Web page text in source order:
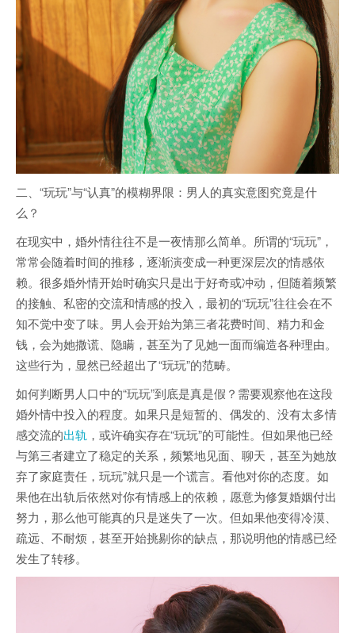
二、“玩玩”与“认真”的模糊界限：男人的真实意图究竟是什
么？
在现实中，婚外情往往不是一夜情那么简单。所谓的“玩玩”，
常常会随着时间的推移，逐渐演变成一种更深层次的情感依
赖。很多婚外情开始时确实只是出于好奇或冲动，但随着频繁
的接触、私密的交流和情感的投入，最初的“玩玩”往往会在不
知不觉中变了味。男人会开始为第三者花费时间、精力和金
钱，会为她撒谎、隐瞒，甚至为了见她一面而编造各种理由。
这些行为，显然已经超出了“玩玩”的范畴。
如何判断男人口中的“玩玩”到底是真是假？需要观察他在这段
婚外情中投入的程度。如果只是短暂的、偶发的、没有太多情
感交流的出轨 ，或许确实存在“玩玩”的可能性。但如果他已经
与第三者建立了稳定的关系，频繁地见面、聊天，甚至为她放
弃了家庭责任，玩玩”就只是一个谎言。看他对你的态度。如
果他在出轨后依然对你有情感上的依赖，愿意为修复婚姻付出
努力，那么他可能真的只是迷失了一次。但如果他变得冷漠、
疏远、不耐烦，甚至开始挑剔你的缺点，那说明他的情感已经
发生了转移。